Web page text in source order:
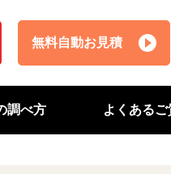
無料自動お見積
調べ方 よくあるご